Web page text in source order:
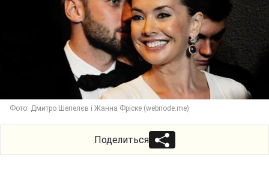
Фото: Дмитро Шепелєв і Жанна Фріске (webnode.me)
Поделиться